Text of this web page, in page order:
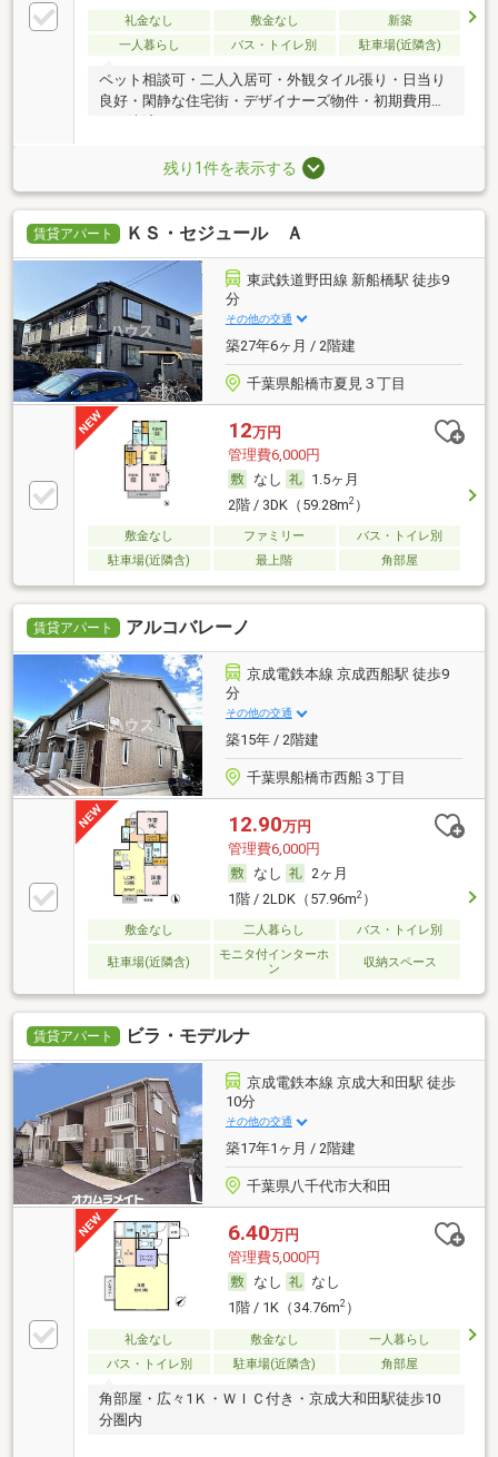
礼金なし 敷金なし
新築
一人暮らし
バス・トイレ別 駐車場(近隣含)
ペット相談可・二人入居可・外観タイル張り・日当り
良好・閑静な住宅街・デザイナーズ物件・初期費用カ
残り1件を表示する
賃貸アパート ＫＳ・セジュール Ａ
東武鉄道野田線 新船橋駅 徒歩9
分
その他の交通
築27年6ヶ月 / 2階建
千葉県船橋市夏見３丁目
12万円
管理費6,000円
なし
1.5ヶ月
2階 / 3DK（59.28m2）
敷金なし ファミリー
バス・トイレ別
駐車場(近隣含)
最上階 角部屋
賃貸アパート アルコバレーノ
京成電鉄本線 京成西船駅 徒歩9
分
その他の交通
築15年 / 2階建
千葉県船橋市西船３丁目
12.90万円
管理費6,000円
なし
2ヶ月
1階 / 2LDK（57.96m2）
敷金なし 二人暮らし バス・トイレ別
駐車場(近隣含)
モニタ付インターホ
ン
収納スペース
賃貸アパート ビラ・モデルナ
京成電鉄本線 京成大和田駅 徒歩
10分
その他の交通
築17年1ヶ月 / 2階建
千葉県八千代市大和田
6.40万円
管理費5,000円
なし
なし
1階 / 1K（34.76m2）
礼金なし 敷金なし
一人暮らし
バス・トイレ別
駐車場(近隣含) 角部屋
角部屋・広々1Ｋ・ＷＩＣ付き・京成大和田駅徒歩10
分圏内